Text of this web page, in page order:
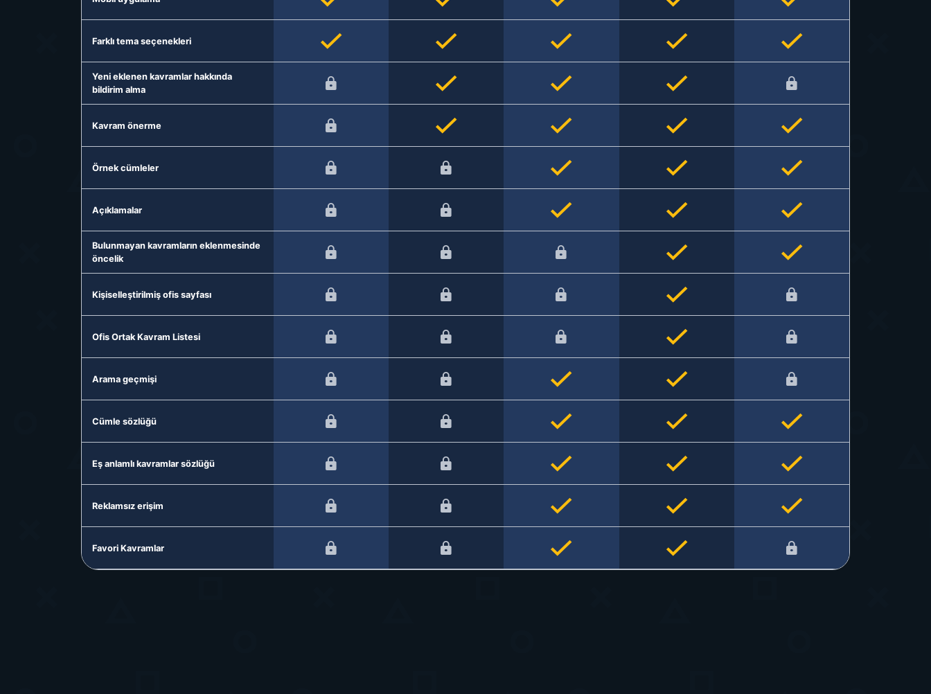
Farklı tema seçenekleri
Yeni eklenen kavramlar hakkında
bildirim alma
Kavram önerme
Örnek cümleler
Açıklamalar
Bulunmayan kavramların eklenmesinde
öncelik
Kişiselleştirilmiş ofis sayfası
Ofis Ortak Kavram Listesi
Arama geçmişi
Cümle sözlüğü
Eş anlamlı kavramlar sözlüğü
Reklamsız erişim
Favori Kavramlar